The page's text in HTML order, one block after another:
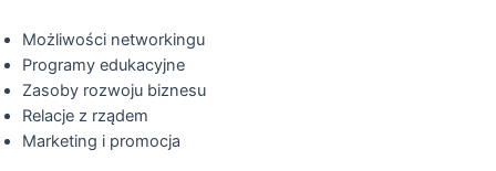
Możliwości networkingu
Programy edukacyjne
Zasoby rozwoju biznesu
Relacje z rządem
Marketing i promocja